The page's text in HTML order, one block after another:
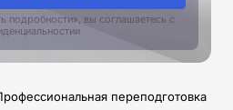
подробности», вы соглашаетесь с
переподготовка